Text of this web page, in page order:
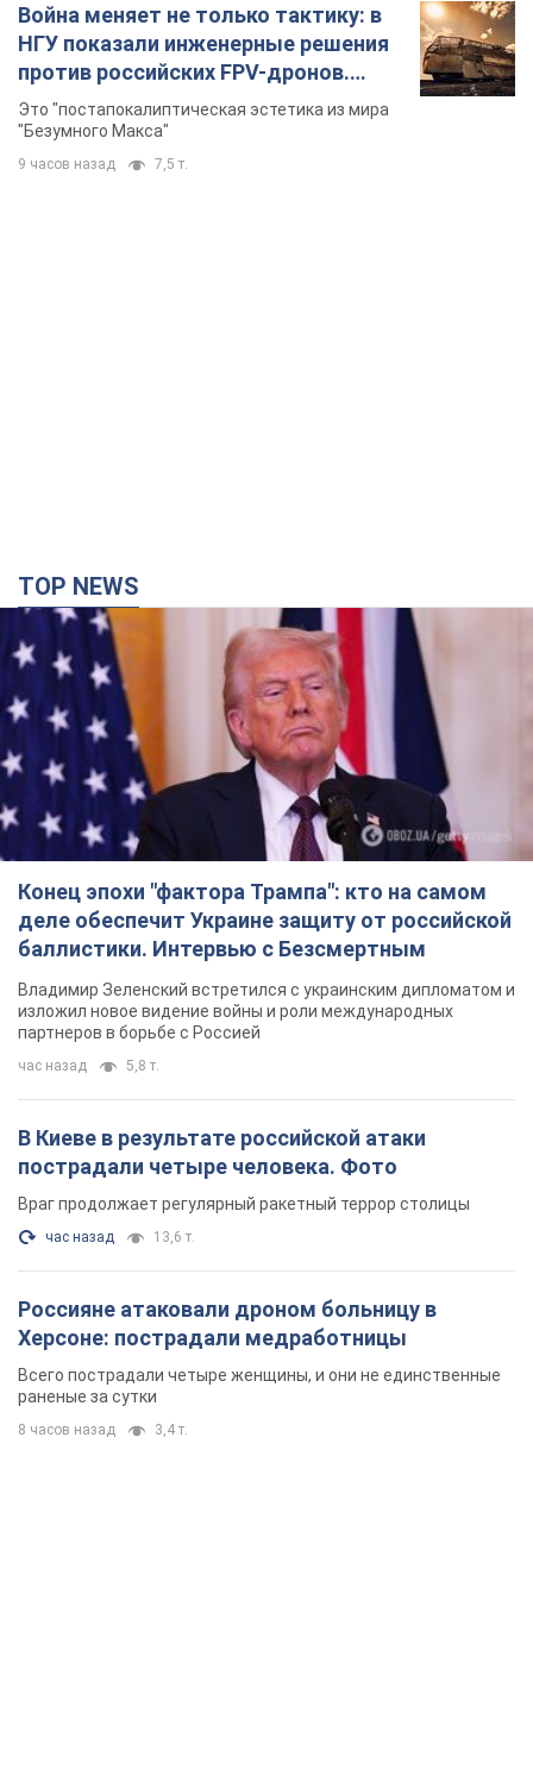
Война меняет не только тактику: в
НГУ показали инженерные решения
против российских FPV-дронов.
Фото
Это "постапокалиптическая эстетика из мира
"Безумного Макса"
9 часов назад 7,5 т.
TOP NEWS
Конец эпохи "фактора Трампа": кто на самом
деле обеспечит Украине защиту от российской
баллистики. Интервью с Безсмертным
Владимир Зеленский встретился с украинским дипломатом и
изложил новое видение войны и роли международных
партнеров в борьбе с Россией
час назад 5,8 т.
В Киеве в результате российской атаки
пострадали четыре человека. Фото
Враг продолжает регулярный ракетный террор столицы
час назад 13,6 т.
Россияне атаковали дроном больницу в
Херсоне: пострадали медработницы
Всего пострадали четыре женщины, и они не единственные
раненые за сутки
8 часов назад 3,4 т.